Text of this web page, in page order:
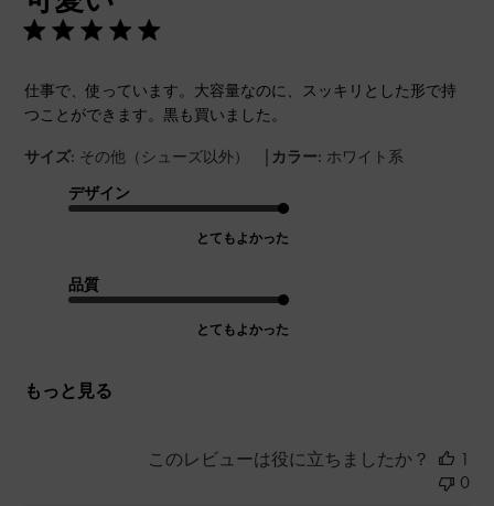
仕事で、使っています。大容量なのに、スッキリとした形で持
つことができます。黒も買いました。
サイズ: その他（シューズ以外） | カラー: ホワイト系
デザイン
とてもよかった
品質
とてもよかった
もっと見る
このレビューは役に立ちましたか？
1
0